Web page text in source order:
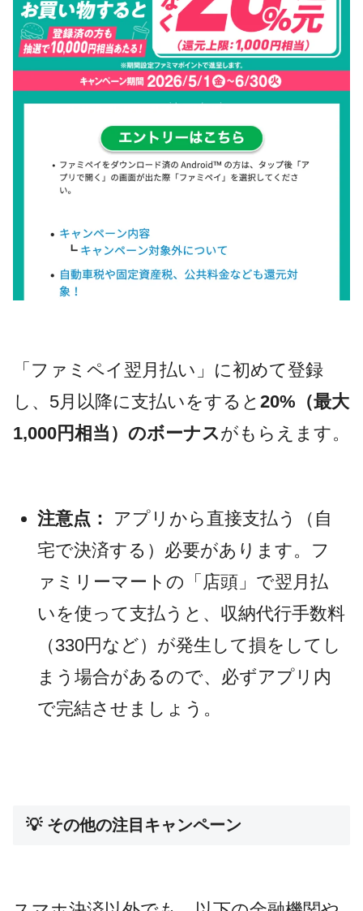
「ファミペイ翌月払い」に初めて登録
し、5月以降に支払いをすると 20%（最大
1,000円相当）のボーナスがもらえます。
注意点：
アプリから直接支払う（自
宅で決済する）必要があります。フ
ァミリーマートの「店頭」で翌月払
いを使って支払うと、収納代行手数料
（330円など）が発生して損をしてし
まう場合があるので、必ずアプリ内
で完結させましょう。
💡 その他の注目キャンペーン